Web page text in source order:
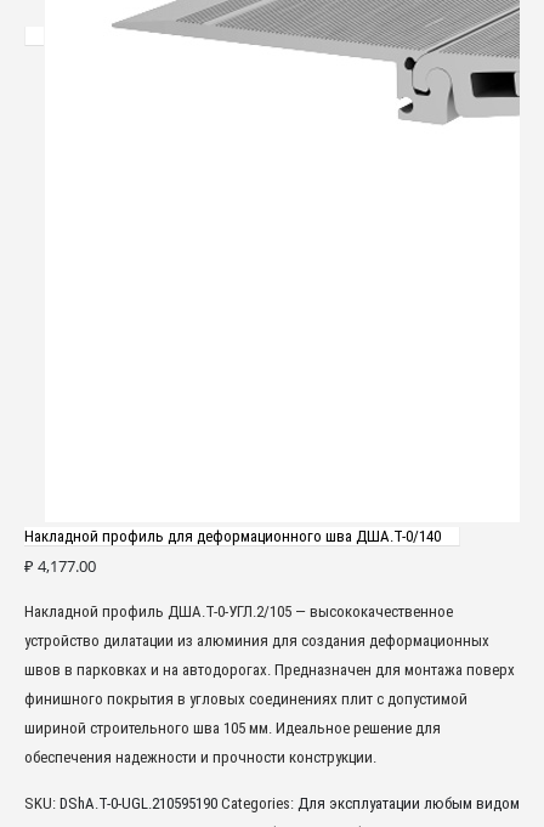
Накладной профиль для деформационного шва ДША.Т-0/140
₽ 4,177.00
Накладной профиль ДША.Т-0-УГЛ.2/105 — высококачественное
устройство дилатации из алюминия для создания деформационных
швов в парковках и на автодорогах. Предназначен для монтажа поверх
финишного покрытия в угловых соединениях плит с допустимой
шириной строительного шва 105 мм. Идеальное решение для
обеспечения надежности и прочности конструкции.
SKU: DShA.T-0-UGL.210595190 Categories: Для эксплуатации любым видом